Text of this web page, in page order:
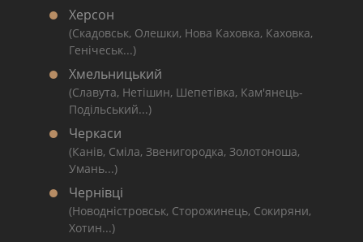
Херсон
(Скадовськ, Олешки, Нова Каховка, Каховка,
Генічеськ...)
Хмельницький
(Славута, Нетішин, Шепетівка, Кам'янець-
Подільський...)
Черкаси
(Канів, Сміла, Звенигородка, Золотоноша,
Умань...)
Чернівці
(Новодністровськ, Сторожинець, Сокиряни,
Хотин...)